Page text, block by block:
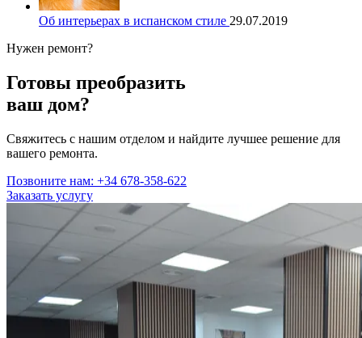
Об интерьерах в испанском стиле 29.07.2019
Нужен ремонт?
Готовы преобразить
ваш дом?
Свяжитесь с нашим отделом и найдите лучшее решение для
вашего ремонта.
Позвоните нам: +34 678-358-622
Заказать услугу